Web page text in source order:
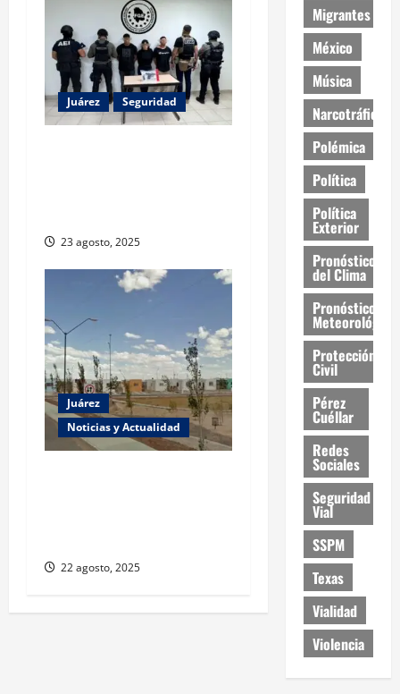
Juárez Seguridad
23 agosto, 2025
Juárez
Noticias y Actualidad
22 agosto, 2025
Migrantes
México
Música
Narcotráfico
Polémica
Política
Política
Exterior
Pronóstico
del Clima
Pronóstico
Meteorológico
Protección
Civil
Pérez
Cuéllar
Redes
Sociales
Seguridad
Vial
SSPM
Texas
Vialidad
Violencia